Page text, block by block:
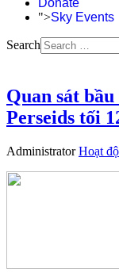
Donate
">Sky Events
Search
Quan sát
Perseids tối
Administrator Hoạt